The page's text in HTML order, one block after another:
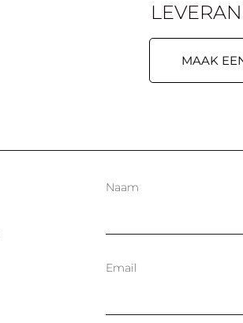
MAAK
Naam
Email